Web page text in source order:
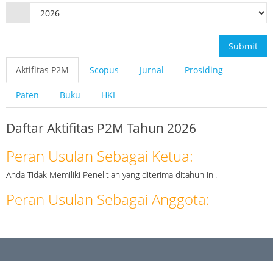
Submit
Aktifitas P2M Scopus Jurnal Prosiding
Paten Buku HKI
Daftar Aktifitas P2M Tahun 2026
Peran Usulan Sebagai Ketua:
Anda Tidak Memiliki Penelitian yang diterima ditahun ini.
Peran Usulan Sebagai Anggota: